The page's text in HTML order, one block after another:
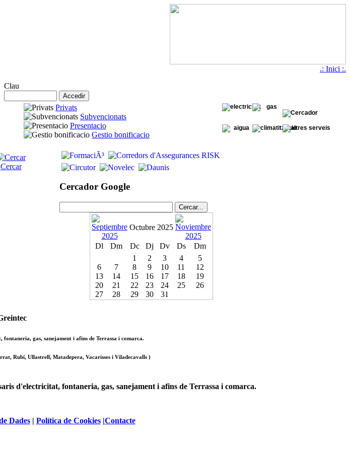
.: Inici :.
Clau
Privats
Subvencionats
Presentacio
Gestio bonificacio
Cercar
Cercador Google
Octubre 2025
Dl Dm Dc Dj Dv Ds
Dm
1
2 3 4
5
6
7 8 9 10 11
12
13
14 15 16 17 18
19
20
21 22 23 24 25
26
27
28 29 30 31
gas, sanejament i afins de Terrassa i comarca.
Rubí, Ullastrell, Matadepera, Vacarisses i Viladecavalls )
d'electricitat, fontaneria, gas, sanejament i afins de Terrassa i comarca.
Dades| Política de Cookies|Contacte